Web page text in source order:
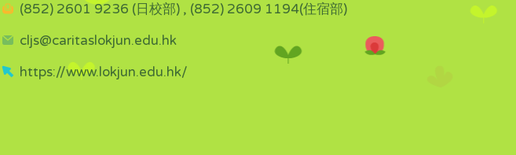
(852) 2601 9236 (日校部) , (852) 2609 1194(住宿部)
cljs@caritaslokjun.edu.hk
https://www.lokjun.edu.hk/